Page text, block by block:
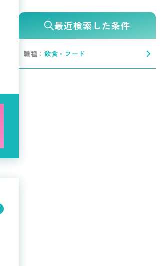
最近検索した条件
職種： 飲食・フード